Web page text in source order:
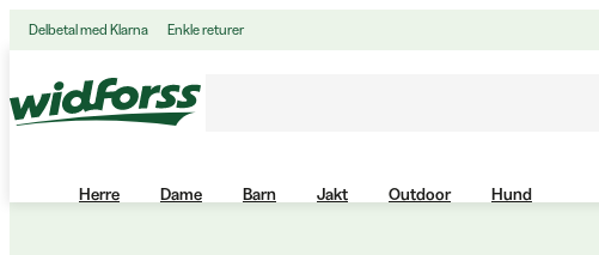
Delbetal med Klarna Enkle returer
Herre Dame Barn Jakt Outdoor Hund